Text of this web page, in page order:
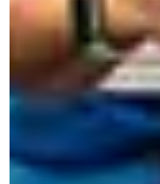
Samedi 6 avril
L’altitude :
Running.